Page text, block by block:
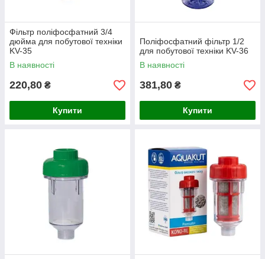
Фільтр поліфосфатний 3/4
дюйма для побутової техніки
KV-35
В наявності
220,80 ₴
Купити
Поліфосфатний фільтр 1/2
для побутової техніки KV-36
В наявності
381,80 ₴
Купити